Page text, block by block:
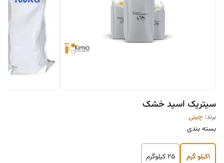
سیتریک اسید خشک
برند: چينی
بسته بندی
1کیلو گرم 25 کیلوگرم